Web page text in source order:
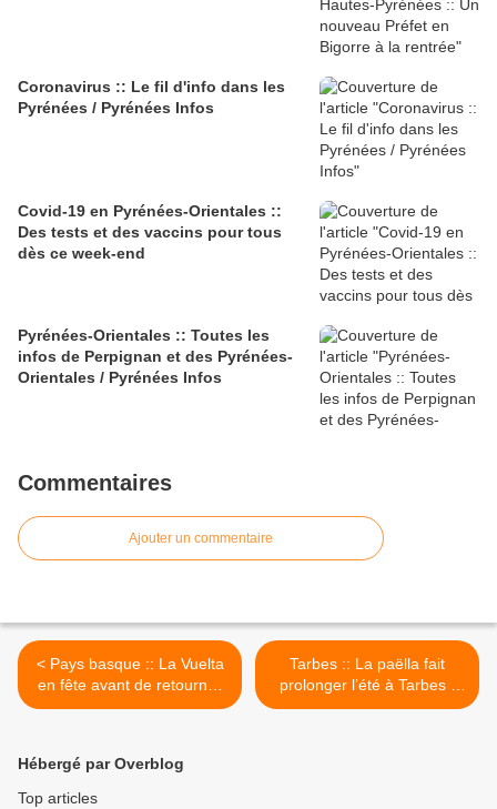
Coronavirus :: Le fil d'info dans les
Pyrénées / Pyrénées Infos
Covid-19 en Pyrénées-Orientales ::
Des tests et des vaccins pour tous
dès ce week-end
Pyrénées-Orientales :: Toutes les
infos de Perpignan et des Pyrénées-
Orientales / Pyrénées Infos
Commentaires
Ajouter un commentaire
< Pays basque :: La Vuelta
en fête avant de retourner
en Espagne / Côte Basque
Tarbes :: La paëlla fait
prolonger l’été à Tarbes /
Tarbes Infos >
Hébergé par Overblog
Top articles